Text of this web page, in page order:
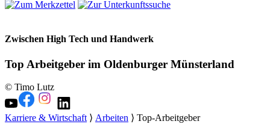
Zwischen High Tech und Handwerk
Top Arbeitgeber im Oldenburger Münsterland
© Timo Lutz
Karriere & Wirtschaft⟩ Arbeiten ⟩ Top-Arbeitgeber